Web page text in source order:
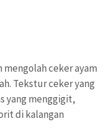
ceker ayam
Tekstur ceker yang
yang menggigit,
di kalangan